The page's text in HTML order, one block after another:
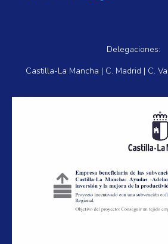
Delegaciones:
Castilla-La Mancha | C. Madrid | C.